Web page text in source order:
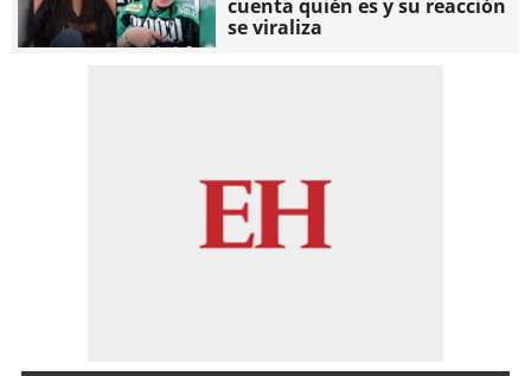
cuenta quién es y su reacción
se viraliza